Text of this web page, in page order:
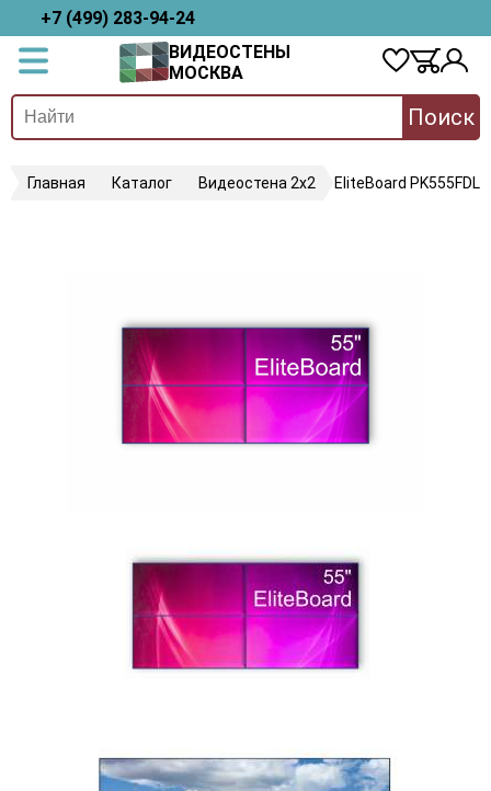
+7 (499) 283-94-24
ВИДЕОСТЕНЫ
МОСКВА
Поиск
Главная Каталог Видеостена 2x2 EliteBoard PK555FDLN